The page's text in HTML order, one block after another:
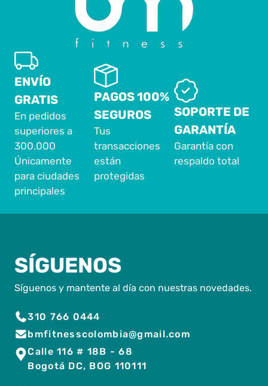
ENVÍO
GRATIS
En pedidos
superiores a
300.000
Únicamente
para ciudades
principales
PAGOS 100%
SEGUROS
Tus
transacciones
están
protegidas
SOPORTE DE
GARANTÍA
Garantía con
respaldo total
SÍGUENOS
Síguenos y mantente al día con nuestras novedades.
310 766 0444
bmfitnesscolombia@gmail.com
Calle 116 # 18B - 68
Bogotá DC, BOG 110111